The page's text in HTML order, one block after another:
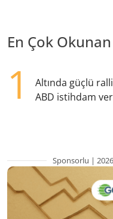
En Çok
1
Altında güçlü
ABD istihdam
Sponsorlu |